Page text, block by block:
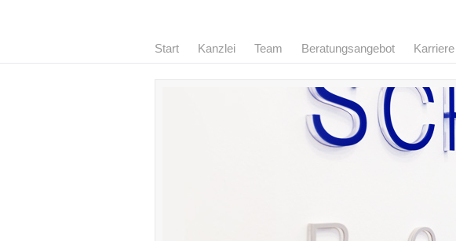
Start Kanzlei Team Beratungsangebot Karriere